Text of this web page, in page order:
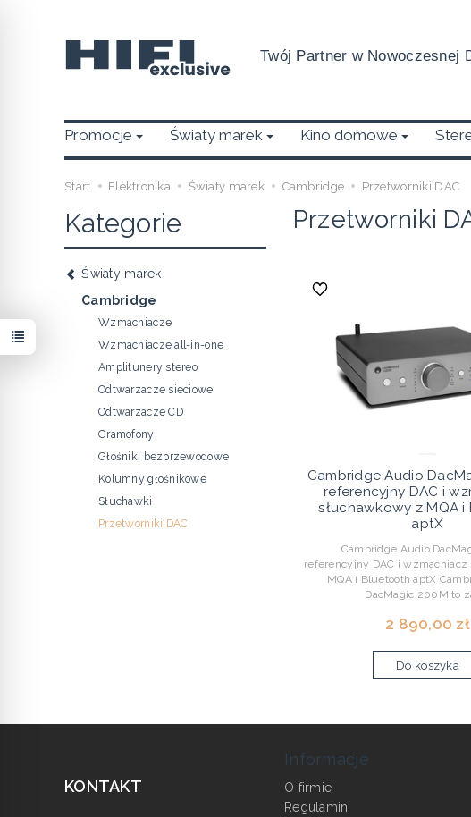
Twój Partner w Nowoczesnej
Promocje Światy marek Kino domowe
Start Elektronika Światy marek Cambridge Przetworniki DAC
Przetworniki
Cambridge Audio
referencyjny DAC i
słuchawkowy z MQA
aptX
Cambridge Audio
referencyjny DAC i wzmacniacz
MQA i Bluetooth aptX
DacMagic 200M to
2 890,00 zł
Do koszyka
Kategorie
Światy marek
Cambridge
Wzmacniacze
Wzmacniacze all-in-one
Amplitunery stereo
Odtwarzacze sieciowe
Odtwarzacze CD
Gramofony
Głośniki bezprzewodowe
Kolumny głośnikowe
Słuchawki
Przetworniki DAC
KONTAKT
Informacje
O firmie
Regulamin